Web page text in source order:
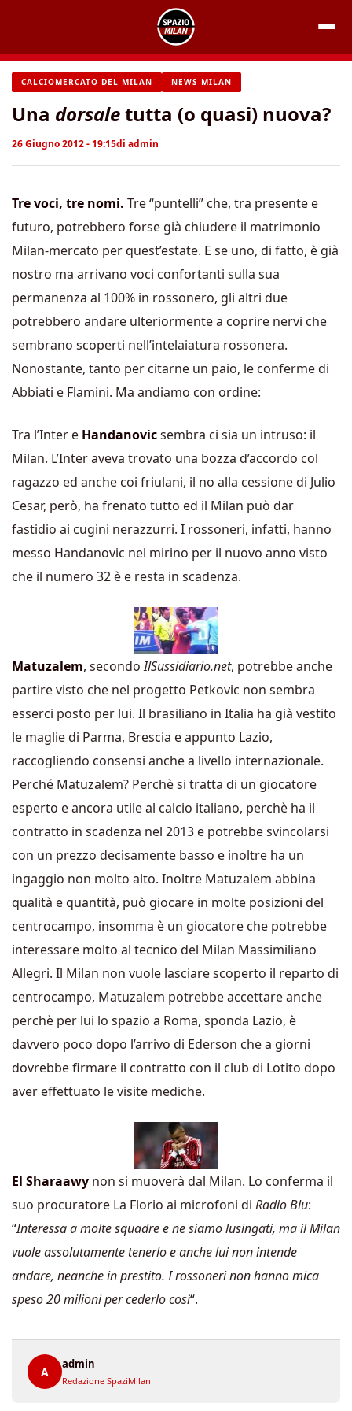
contenuto
CALCIOMERCATO DEL MILAN NEWS MILAN
Una dorsaletutta (o quasi) nuova?
26 Giugno 2012 - 19:15di admin
Tre voci, tre nomi. Tre “puntelli” che, tra presente e
futuro, potrebbero forse già chiudere il matrimonio
Milan-mercato per quest’estate. E se uno, di fatto, è già
nostro ma arrivano voci confortanti sulla sua
permanenza al 100% in rossonero, gli altri due
potrebbero andare ulteriormente a coprire nervi che
sembrano scoperti nell’intelaiatura rossonera.
Nonostante, tanto per citarne un paio, le conferme di
Abbiati e Flamini. Ma andiamo con ordine:
Tra l’Inter e Handanovicsembra ci sia un intruso: il
Milan. L’Inter aveva trovato una bozza d’accordo col
ragazzo ed anche coi friulani, il no alla cessione di Julio
Cesar, però, ha frenato tutto ed il Milan può dar
fastidio ai cugini nerazzurri. I rossoneri, infatti, hanno
messo Handanovic nel mirino per il nuovo anno visto
che il numero 32 è e resta in scadenza.
Matuzalem, secondoIlSussidiario.net, potrebbe anche
partire visto che nel progetto Petkovic non sembra
esserci posto per lui. Il brasiliano in Italia ha già vestito
le maglie di Parma, Brescia e appunto Lazio,
raccogliendo consensi anche a livello internazionale.
Perché Matuzalem? Perchè si tratta di un giocatore
esperto e ancora utile al calcio italiano, perchè ha il
contratto in scadenza nel 2013 e potrebbe svincolarsi
con un prezzo decisamente basso e inoltre ha un
ingaggio non molto alto. Inoltre Matuzalem abbina
qualità e quantità, può giocare in molte posizioni del
centrocampo, insomma è un giocatore che potrebbe
interessare molto al tecnico del Milan Massimiliano
Allegri. Il Milan non vuole lasciare scoperto il reparto di
centrocampo, Matuzalem potrebbe accettare anche
perchè per lui lo spazio a Roma, sponda Lazio, è
davvero poco dopo l’arrivo di Ederson che a giorni
dovrebbe firmare il contratto con il club di Lotito dopo
aver effettuato le visite mediche.
El Sharaawy non si muoverà dal Milan. Lo conferma il
suo procuratore La Florio ai microfoni di Radio Blu:
“Interessa a molte squadre e ne siamo lusingati, ma il Milan
vuole assolutamente tenerlo e anche lui non intende
andare, neanche in prestito. I rossoneri non hanno mica
speso 20 milioni per cederlo così“.
A
admin
Redazione SpaziMilan